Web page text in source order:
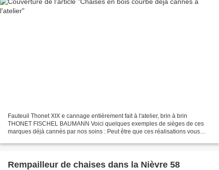
Fauteuil Thonet XIX e cannage entièrement fait à l'atelier, brin à brin
THONET FISCHEL BAUMANN Voici quelques exemples de sièges de ces
marques déjà cannés par nos soins : Peut être que ces réalisations vous
Rempailleur de chaises dans la Nièvre 58